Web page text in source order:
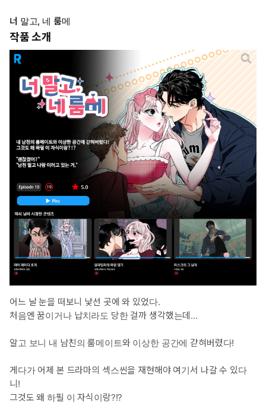
너 말고, 네 룸메
작품 소개
어느 날 눈을 떠보니 낯선 곳에 와 있었다.
처음엔 꿈이거나 납치라도 당한 걸까 생각했는데…
알고 보니 내 남친의 룸메이트와 이상한 공간에 갇혀버렸다!
게다가 어제 본 드라마의 섹스씬을 재현해야 여기서 나갈 수 있다
니!
그것도 왜 하필 이 자식이랑?!?